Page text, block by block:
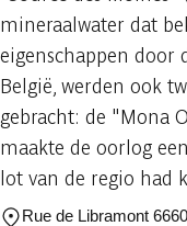
mineraalwater dat
eigenschappen door
België, werden ook
gebracht: de "Mona
maakte de oorlog
lot van de regio had
Rue de Libramont